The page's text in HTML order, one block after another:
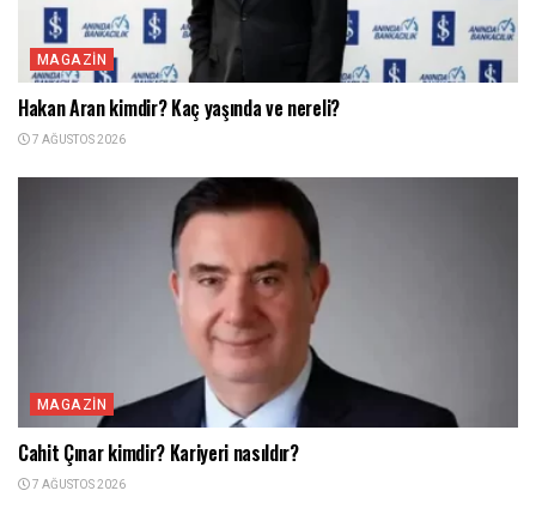
MAGAZIN
Hakan Aran kimdir? Kaç yaşında ve nereli?
7 AĞUSTOS 2026
MAGAZIN
Cahit Çınar kimdir? Kariyeri nasıldır?
7 AĞUSTOS 2026